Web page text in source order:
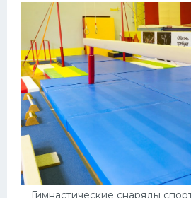
Гимнастические снаряды